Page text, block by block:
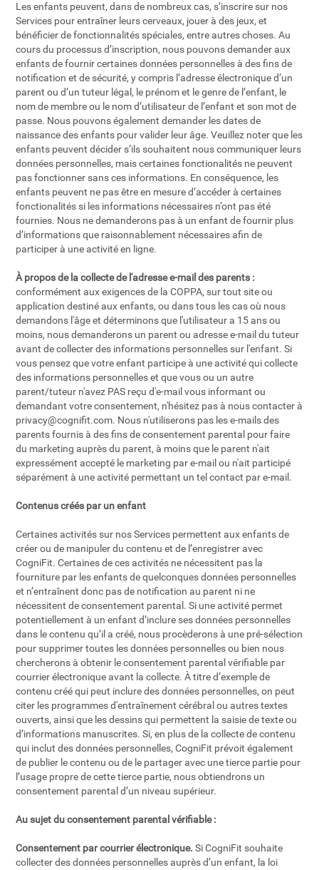
Les enfants peuvent, dans de nombreux cas, s’inscrire sur nos
Services pour entraîner leurs cerveaux, jouer à des jeux, et
bénéficier de fonctionnalités spéciales, entre autres choses. Au
cours du processus d’inscription, nous pouvons demander aux
enfants de fournir certaines données personnelles à des fins de
notification et de sécurité, y compris l’adresse électronique d’un
parent ou d’un tuteur légal, le prénom et le genre de l’enfant, le
nom de membre ou le nom d’utilisateur de l’enfant et son mot de
passe. Nous pouvons également demander les dates de
naissance des enfants pour valider leur âge. Veuillez noter que les
enfants peuvent décider s’ils souhaitent nous communiquer leurs
données personnelles, mais certaines fonctionalités ne peuvent
pas fonctionner sans ces informations. En conséquence, les
enfants peuvent ne pas être en mesure d’accéder à certaines
fonctionalités si les informations nécessaires n’ont pas été
fournies. Nous ne demanderons pas à un enfant de fournir plus
d’informations que raisonnablement nécessaires afin de
participer à une activité en ligne.
À propos de la collecte de l'adresse e-mail des parents :
conformément aux exigences de la COPPA, sur tout site ou
application destiné aux enfants, ou dans tous les cas où nous
demandons l'âge et déterminons que l'utilisateur a 15 ans ou
moins, nous demanderons un parent ou adresse e-mail du tuteur
avant de collecter des informations personnelles sur l'enfant. Si
vous pensez que votre enfant participe à une activité qui collecte
des informations personnelles et que vous ou un autre
parent/tuteur n'avez PAS reçu d'e-mail vous informant ou
demandant votre consentement, n'hésitez pas à nous contacter à
privacy@cognifit.com. Nous n'utiliserons pas les e-mails des
parents fournis à des fins de consentement parental pour faire
du marketing auprès du parent, à moins que le parent n'ait
expressément accepté le marketing par e-mail ou n'ait participé
séparément à une activité permettant un tel contact par e-mail.
Contenus créés par un enfant
Certaines activités sur nos Services permettent aux enfants de
créer ou de manipuler du contenu et de l’enregistrer avec
CogniFit. Certaines de ces activités ne nécessitent pas la
fourniture par les enfants de quelconques données personnelles
et n’entraînent donc pas de notification au parent ni ne
nécessitent de consentement parental. Si une activité permet
potentiellement à un enfant d’inclure ses données personnelles
dans le contenu qu’il a créé, nous procèderons à une pré-sélection
pour supprimer toutes les données personnelles ou bien nous
chercherons à obtenir le consentement parental vérifiable par
courrier électronique avant la collecte. À titre d’exemple de
contenu créé qui peut inclure des données personnelles, on peut
citer les programmes d'entraînement cérébral ou autres textes
ouverts, ainsi que les dessins qui permettent la saisie de texte ou
d’informations manuscrites. Si, en plus de la collecte de contenu
qui inclut des données personnelles, CogniFit prévoit également
de publier le contenu ou de le partager avec une tierce partie pour
l’usage propre de cette tierce partie, nous obtiendrons un
consentement parental d’un niveau supérieur.
Au sujet du consentement parental vérifiable :
Consentement par courrier électronique. Si CogniFit souhaite
collecter des données personnelles auprès d’un enfant, la loi